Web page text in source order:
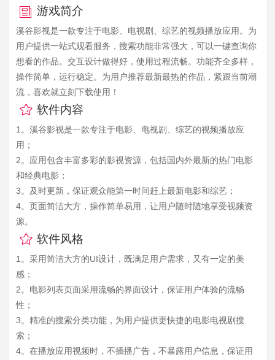
游戏简介
溪谷影视是一款专注于电影、电视剧、综艺的视频播放应用。为
用户提供一站式观看服务，搜索功能非常强大，可以一键查询你
想看的作品。交互设计做得好，使用过程流畅。功能齐全多样，
操作简单，运行稳定。为用户推荐最新最热的作品，紧跟当前潮
流，喜欢就立刻下载使用！
软件内容
1。溪谷影视是一款专注于电影、电视剧、综艺的视频播放应
用；
2。应用包含丰富多彩的影视资源，包括国内外最新的热门电影
和经典电影；
3。及时更新，保证观众能第一时间赶上最新电影和综艺；
4。页面简洁大方，操作简单易用，让用户随时随地享受视频资
源。
软件风格
1。采用简洁大方的UI设计，既满足用户需求，又有一定的美
感；
2。电影列表页面采用流畅的界面设计，保证用户体验的流畅
性；
3。精准的搜索分类功能，为用户提供更快捷的电影电视剧搜
索；
4。在播放应用视频时，不插播广告，不暴露用户信息，保证用